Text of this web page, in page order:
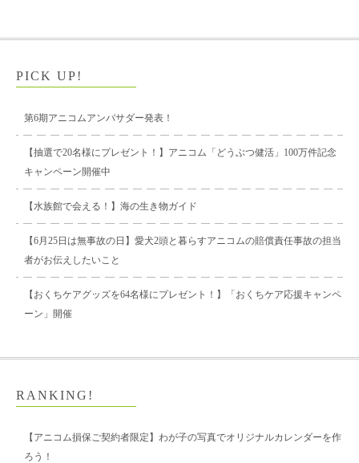
PICK UP!
第6期アニコムアンバサダー発表！
【抽選で20名様にプレゼント！】アニコム「どうぶつ健活」100万件記念
キャンペーン開催中
【水族館で会える！】海の生き物ガイド
【6月25日は無事故の日】愛犬2頭と暮らすアニコムの賠償責任事故の担当
者がお伝えしたいこと
【おくちケアグッズを64名様にプレゼント！】「おくちケア応援キャンペ
ーン」開催
RANKING!
【アニコム損保ご契約者限定】わが子の写真でオリジナルカレンダーを作
ろう！